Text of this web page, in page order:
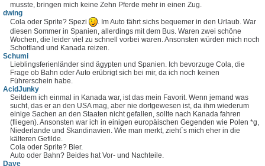
musste, bringen mich keine Zehn Pferde mehr in einen Zug.
dwing
Cola oder Sprite? Spezi
. Im Auto fährt sichs bequemer in den Urlaub. War
diesen Sommer in Spanien, allerdings mit dem Bus. Waren zwei schöne
Wochen, die leider viel zu schnell vorbei waren. Ansonsten würden mich noch
Schottland und Kanada reizen.
Schumi
Lieblingsferienländer sind ägypten und Spanien. Ich bevorzuge Cola, die
Frage ob Bahn oder Auto erübrigt sich bei mir, da ich noch keinen
Führerschein habe.
AcidJunky
Seitdem ich einmal in Kanada war, ist das mein Favorit. Wenn jemand was
sucht, das er an den USA mag, aber nie dortgewesen ist, da ihm wiederum
einige Sachen an den Staaten nicht gefallen, sollte nach Kanada fahren
(fliegen). Ansonsten war ich in einigen europäischen Gegenden wie Polen *g,
Niederlande und Skandinavien. Wie man merkt, zieht´s mich eher in die
kälteren Gefilde.
Cola oder Sprite? Bier.
Auto oder Bahn? Beides hat Vor- und Nachteile.
Dave